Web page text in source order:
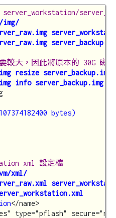
img/
大，因此將原本的 30G 磁碟
img resize server_backup.img
img info server_backup.img
bytes)
xml 設定檔
xml/
</name>
type="pflash"